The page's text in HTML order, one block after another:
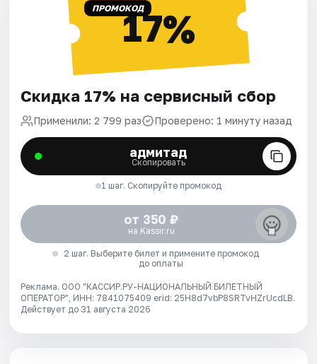
ПРОМОКОД17%
Скидка 17% на сервисный сбор
Применили: 2 799 раз Проверено: 1 минуту назад
адмитад
Скопировать
1 шаг. Скопируйте промокод
от 350 ₽
на Kassir.ru
2 шаг. Выберите билет и примените промокод
до оплаты
Реклама. ООО "КАССИР.РУ-НАЦИОНАЛЬНЫЙ БИЛЕТНЫЙ
ОПЕРАТОР", ИНН: 7841075409 erid: 25H8d7vbP8SRTvHZrUcdLB.
Действует до 31 августа 2026